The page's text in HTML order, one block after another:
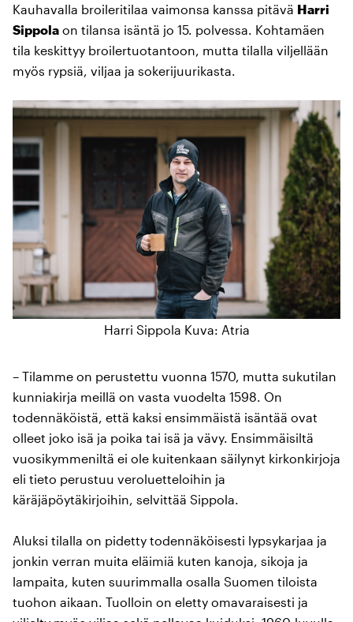
Kauhavalla broileritilaa vaimonsa kanssa pitävä Harri
Sippola on tilansa isäntä jo 15. polvessa. Kohtamäen
tila keskittyy broilertuotantoon, mutta tilalla viljellään
myös rypsiä, viljaa ja sokerijuurikasta.
Harri Sippola Kuva: Atria
– Tilamme on perustettu vuonna 1570, mutta sukutilan
kunniakirja meillä on vasta vuodelta 1598. On
todennäköistä, että kaksi ensimmäistä isäntää ovat
olleet joko isä ja poika tai isä ja vävy. Ensimmäisiltä
vuosikymmeniltä ei ole kuitenkaan säilynyt kirkonkirjoja
eli tieto perustuu veroluetteloihin ja
käräjäpöytäkirjoihin, selvittää Sippola.
Aluksi tilalla on pidetty todennäköisesti lypsykarjaa ja
jonkin verran muita eläimiä kuten kanoja, sikoja ja
lampaita, kuten suurimmalla osalla Suomen tiloista
tuohon aikaan. Tuolloin on eletty omavaraisesti ja